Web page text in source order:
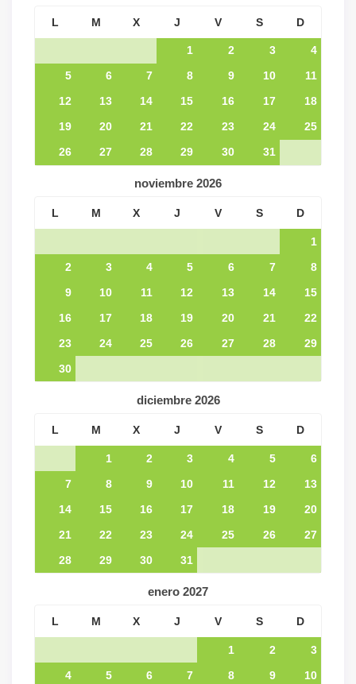
L M X J V S D
1 2 3
4
5
6 7 8 9 10
11
12
13 14 15 16 17
18
19
20 21 22 23 24
25
26
27 28 29 30 31
noviembre 2026
L M X J V S D
1
2
3 4 5 6 7
8
9
10 11 12 13 14
15
16
17 18 19 20 21
22
23
24 25 26 27 28
29
30
diciembre 2026
L M X J V S D
1 2 3 4 5
6
7
8 9 10 11 12
13
14
15 16 17 18 19
20
21
22 23 24 25 26
27
28
29 30 31
enero 2027
L M X J V S D
1 2
3
4
5 6 7 8 9
10